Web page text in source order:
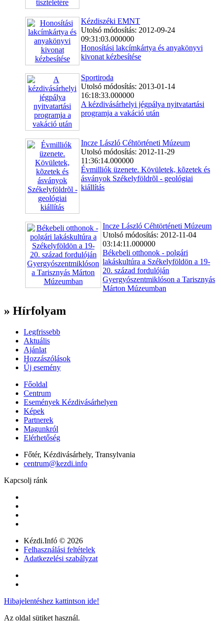
Kézdiszéki EMNT
Utolsó módosítás: 2012-09-24
09:31:03.000000
Honosítási lakcímkártya és anyakönyvi
kivonat kézbesítése
Sportiroda
Utolsó módosítás: 2013-01-14
16:18:33.000000
A kézdivásárhelyi jégpálya nyitvatartási
programja a vakáció után
Incze László Céhtörténeti Múzeum
Utolsó módosítás: 2012-11-29
11:36:14.000000
Évmilliók üzenete. Kövületek, kõzetek és
ásványok Székelyföldrõl - geológiai
kiállítás
Incze László Céhtörténeti Múzeum
Utolsó módosítás: 2012-11-04
03:14:11.000000
Békebeli otthonok - polgári
lakáskultúra a Székelyföldön a 19-
20. század fordulóján
Gyergyószentmiklóson a Tarisznyás
Márton Múzeumban
» Hírfolyam
Legfrissebb
Aktuális
Ajánlat
Hozzászólások
Új esemény
Főoldal
Centrum
Események Kézdivásárhelyen
Képek
Partnerek
Magunkról
Elérhetőség
Főtér, Kézdivásárhely, Transylvania
centrum@kezdi.info
Kapcsolj ránk
Kézdi.Infó © 2026
Felhasználási feltételek
Adatkezelési szabályzat
Hibajelentéshez kattintson ide!
Az oldal sütiket használ.